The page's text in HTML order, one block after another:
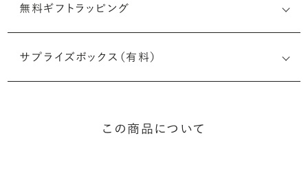
刻印メッセージ：アルファベット6文字まで刻印可能
印することができます。注文前だけでなく購入後の刻印も、
リングに初めて施す初回の刻印は、無料にて承ります（デザ
細は「商品仕様」欄をご確認ください）。
無料ギフトラッピング
サプライズボックス（有料）
この商品について